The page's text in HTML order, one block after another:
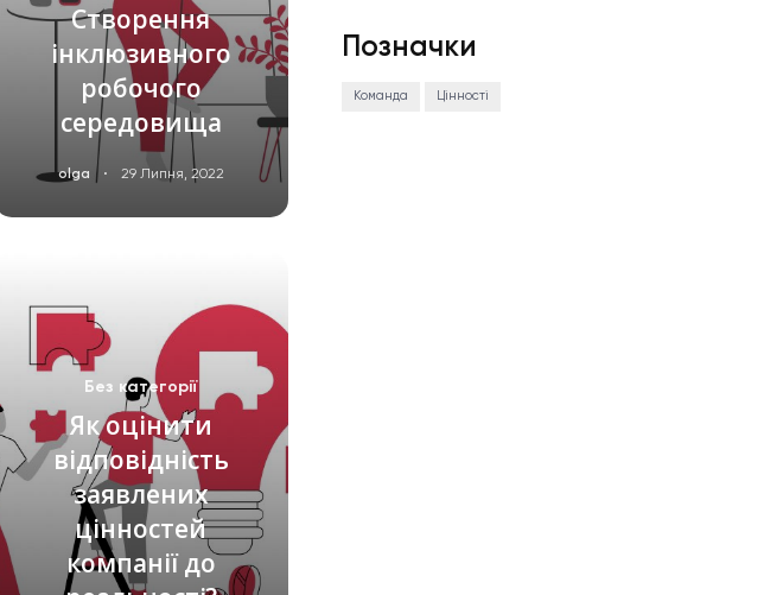
Створення
інклюзивного
робочого
середовища
olga · 29 Липня, 2022
Без категорії
Як оцінити
відповідність
заявлених
цінностей
компанії до
Позначки
Команда Цінності